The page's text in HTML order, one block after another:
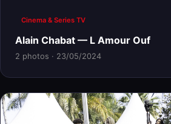
Cinema & Series TV
Alain Chabat — L Amour Ouf
2 photos · 23/05/2024